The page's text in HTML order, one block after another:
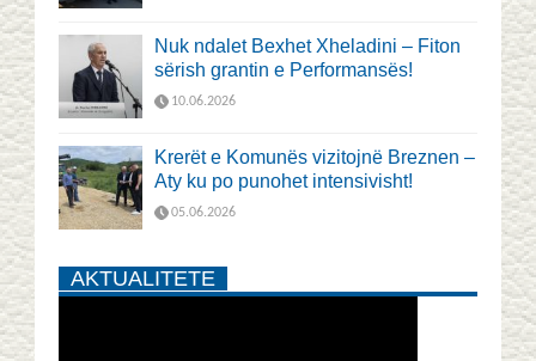
Nuk ndalet Bexhet Xheladini – Fiton
sërish grantin e Performansës!
10.06.2026
Krerët e Komunës vizitojnë Breznen –
Aty ku po punohet intensivisht!
05.06.2026
AKTUALITETE